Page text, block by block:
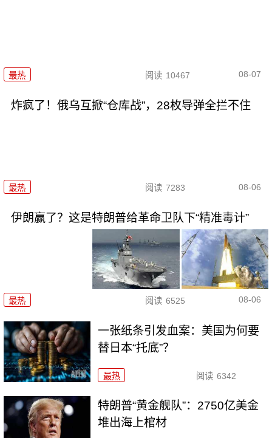
最热 阅读 10467 08-07
炸疯了！俄乌互掀“仓库战”，28枚导弹全拦不住
最热 阅读 7283 08-06
伊朗赢了？这是特朗普给革命卫队下“精准毒计”
最热 阅读 6525 08-06
一张纸条引发血案：美国为何要
替日本“托底”？
最热 阅读 6342
特朗普“黄金舰队”：2750亿美金
堆出海上棺材